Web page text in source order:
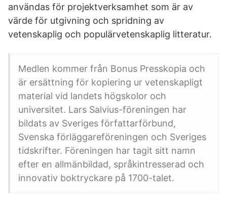
användas för projektverksamhet som är av
värde för utgivning och spridning av
vetenskaplig och populärvetenskaplig litteratur.
Medlen kommer från Bonus Presskopia och
är ersättning för kopiering ur vetenskapligt
material vid landets högskolor och
universitet. Lars Salvius-föreningen har
bildats av Sveriges författarförbund,
Svenska förläggareföreningen och Sveriges
tidskrifter. Föreningen har tagit sitt namn
efter en allmänbildad, språkintresserad och
innovativ boktryckare på 1700-talet.